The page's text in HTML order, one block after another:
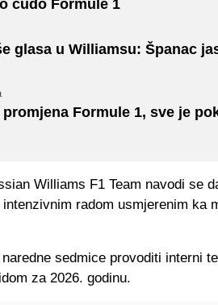
čudo Formule 1
glasa u Williamsu: Španac
Formule 1, sve je
Williams F1 Team navodi se
radom usmjerenim ka
sedmice provoditi interni
za 2026. godinu.